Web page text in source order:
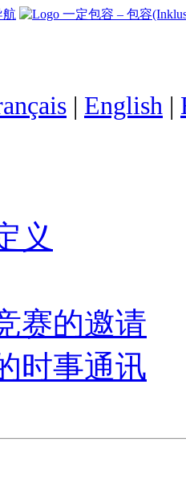
航
| English |
义
赛的邀请
时事通讯